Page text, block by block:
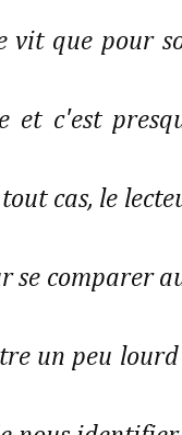
vit que pour
et c'est
cas, le
se comparer
un peu